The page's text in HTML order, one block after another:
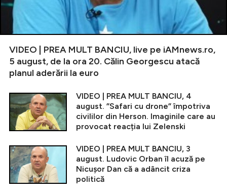
VIDEO | PREA MULT BANCIU, live pe iAMnews.ro,
5 august, de la ora 20. Călin Georgescu atacă
planul aderării la euro
VIDEO | PREA MULT BANCIU, 4
august. ”Safari cu drone” împotriva
civililor din Herson. Imaginile care au
provocat reacția lui Zelenski
VIDEO | PREA MULT BANCIU, 3
august. Ludovic Orban îl acuză pe
Nicușor Dan că a adâncit criza
politică